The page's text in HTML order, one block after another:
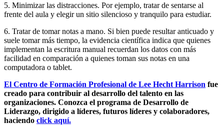
5. Minimizar las distracciones. Por ejemplo, tratar de sentarse al
frente del aula y elegir un sitio silencioso y tranquilo para estudiar.
6. Tratar de tomar notas a mano. Si bien puede resultar anticuado y
suele tomar más tiempo, la evidencia científica indica que quienes
implementan la escritura manual recuerdan los datos con más
facilidad en comparación a quienes toman sus notas en una
computadora o tablet.
El Centro de Formación Profesional de Lee Hecht Harrison fue
creado para contribuir al desarrollo del talento en las
organizaciones. Conozca el programa de Desarrollo de
Liderazgo, dirigido a líderes, futuros líderes y colaboradores,
haciendo click aquí.